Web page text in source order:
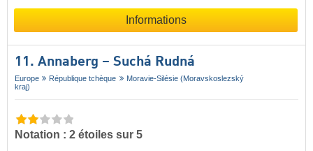
Informations
11. Annaberg – Suchá Rudná
Europe République tchèque
Moravie-Silésie (Moravskoslezský
kraj)
Notation : 2 étoiles sur 5